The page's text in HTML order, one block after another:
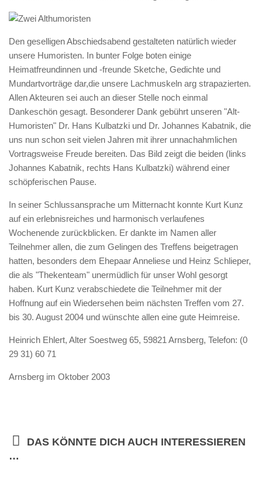
Den geselligen Abschiedsabend gestalteten natürlich wieder
unsere Humoristen. In bunter Folge boten einige
Heimatfreundinnen und -freunde Sketche, Gedichte und
Mundartvorträge dar,die unsere Lachmuskeln arg strapazierten.
Allen Akteuren sei auch an dieser Stelle noch einmal
Dankeschön gesagt. Besonderer Dank gebührt unseren "Alt-
Humoristen" Dr. Hans Kulbatzki und Dr. Johannes Kabatnik, die
uns nun schon seit vielen Jahren mit ihrer unnachahmlichen
Vortragsweise Freude bereiten. Das Bild zeigt die beiden (links
Johannes Kabatnik, rechts Hans Kulbatzki) während einer
schöpferischen Pause.
In seiner Schlussansprache um Mitternacht konnte Kurt Kunz
auf ein erlebnisreiches und harmonisch verlaufenes
Wochenende zurückblicken. Er dankte im Namen aller
Teilnehmer allen, die zum Gelingen des Treffens beigetragen
hatten, besonders dem Ehepaar Anneliese und Heinz Schlieper,
die als "Thekenteam" unermüdlich für unser Wohl gesorgt
haben. Kurt Kunz verabschiedete die Teilnehmer mit der
Hoffnung auf ein Wiedersehen beim nächsten Treffen vom 27.
bis 30. August 2004 und wünschte allen eine gute Heimreise.
Heinrich Ehlert, Alter Soestweg 65, 59821 Arnsberg, Telefon: (0
29 31) 60 71
Arnsberg im Oktober 2003
DAS KÖNNTE DICH AUCH INTERESSIEREN
…